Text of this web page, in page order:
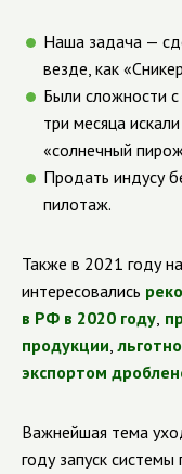
Наша задача —
везде, как
Были сложности
три месяца
«солнечный
Продать индусу
пилотаж.
Также в 2021 году
интересовались
в РФ в 2020 году,
продукции,
экспортом
Важнейшая тема
году запуск